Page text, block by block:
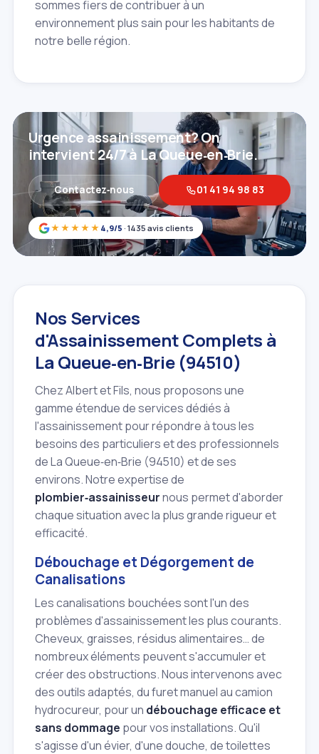
sommes fiers de contribuer à un
environnement plus sain pour les habitants de
notre belle région.
★★★★★ 4,9/5 · 1435 avis clients
Urgence assainissement? On
intervient 24/7 à La Queue‑en‑Brie.
Contactez‑nous 01 41 94 98 83
Nos Services
d'Assainissement Complets à
La Queue‑en‑Brie (94510)
Chez Albert et Fils, nous proposons une
gamme étendue de services dédiés à
l'assainissement pour répondre à tous les
besoins des particuliers et des professionnels
de La Queue‑en‑Brie (94510) et de ses
environs. Notre expertise de
plombier‑assainisseurnous permet d'aborder
chaque situation avec la plus grande rigueur et
efficacité.
Débouchage et Dégorgement de
Canalisations
Les canalisations bouchées sont l'un des
problèmes d'assainissement les plus courants.
Cheveux, graisses, résidus alimentaires… de
nombreux éléments peuvent s'accumuler et
créer des obstructions. Nous intervenons avec
des outils adaptés, du furet manuel au camion
hydrocureur, pour un débouchage efficace et
sans dommage pour vos installations. Qu'il
s'agisse d'un évier, d'une douche, de toilettes